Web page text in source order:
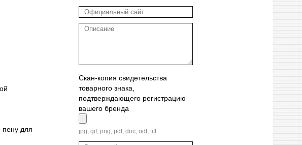
Скан-копия свидетельства
товарного знака,
подтверждающего регистрацию
вашего бренда
jpg, gif, png, pdf, doc, odt, tiff
для